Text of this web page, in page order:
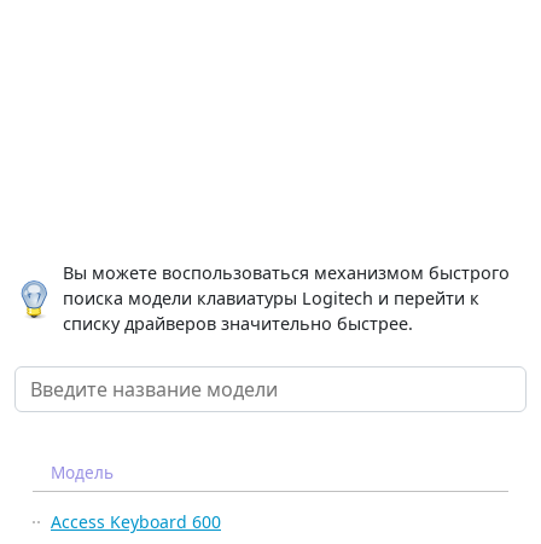
Вы можете воспользоваться механизмом быстрого
поиска модели клавиатуры Logitech и перейти к
списку драйверов значительно быстрее.
Модель
Access Keyboard 600